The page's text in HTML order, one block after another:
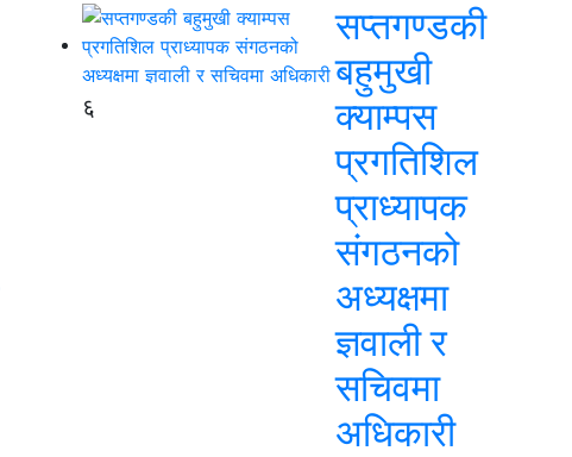
६
सप्तगण्डकी
बहुमुखी
क्याम्पस
प्रगतिशिल
प्राध्यापक
संगठनको
अध्यक्षमा
ज्ञवाली र
सचिवमा
अधिकारी